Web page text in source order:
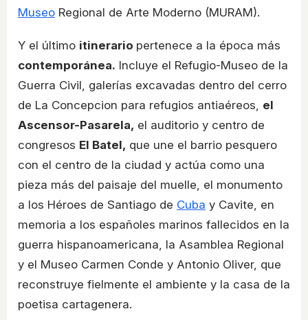
Museo Regional de Arte Moderno (MURAM).
Y el último itinerario pertenece a la época más
contemporánea. Incluye el Refugio-Museo de la
Guerra Civil, galerías excavadas dentro del cerro
de La Concepcion para refugios antiaéreos, el
Ascensor-Pasarela, el auditorio y centro de
congresos El Batel, que une el barrio pesquero
con el centro de la ciudad y actúa como una
pieza más del paisaje del muelle, el monumento
a los Héroes de Santiago de Cuba y Cavite, en
memoria a los españoles marinos fallecidos en la
guerra hispanoamericana, la Asamblea Regional
y el Museo Carmen Conde y Antonio Oliver, que
reconstruye fielmente el ambiente y la casa de la
poetisa cartagenera.